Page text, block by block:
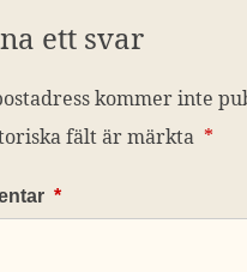
ett svar
kommer inte
fält är märkta *
*